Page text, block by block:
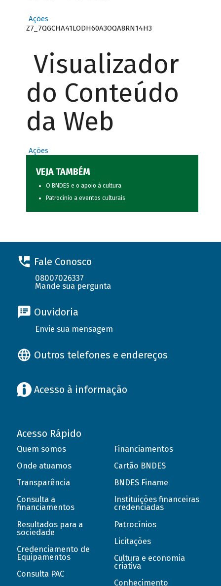
Ações
Z7_7QGCHA41LODH60A3OQA8RN14H3
Visualizador
do Conteúdo
da Web
Ações
VEJA TAMBÉM
O BNDES e o apoio à cultura
Patrocínio a eventos culturais
Fale Conosco
08007026337
Mande sua pergunta
Ouvidoria
Envie sua mensagem
Outros telefones e endereços
Acesso à informação
Acesso Rápido
Quem somos
Onde atuamos
Transparência
Consulta a
financiamentos
Resultados para a
sociedade
Credenciamento de
Equipamentos
Consulta PAC
Financiamentos
Cartão BNDES
BNDES Finame
Instituições financeiras
credenciadas
Patrocínios
Licitações
Cultura e economia
criativa
Conhecimento